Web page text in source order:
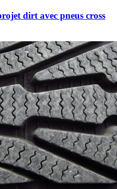
dirt avec pneus cross